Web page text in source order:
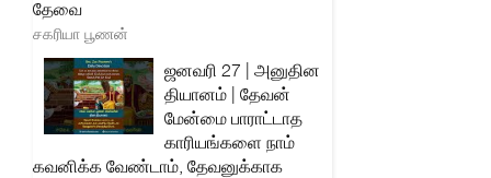
தேவை
சகரியா பூணன்
ஜனவரி 27 | அனுதின
தியானம் | தேவன்
மேன்மை பாராட்டாத
காரியங்களை நாம்
கவனிக்க வேண்டாம், தேவனுக்காக